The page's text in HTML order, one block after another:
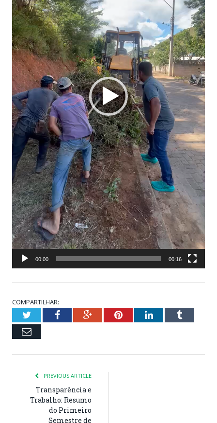
00:00 00:16
COMPARTILHAR:
TwitterFacebookGoogle+PinterestLinkedInTumblr
Email
PREVIOUS ARTICLE
Transparência e
Trabalho: Resumo
do Primeiro
Semestre de